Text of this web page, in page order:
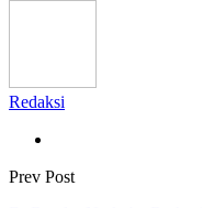
Redaksi
Prev Post